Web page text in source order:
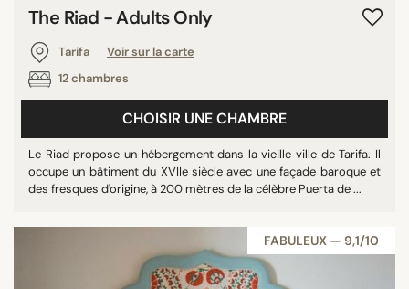
The Riad - Adults Only
Tarifa
Voir sur la carte
12 chambres
CHOISIR UNE CHAMBRE
Le Riad propose un hébergement dans la vieille ville de Tarifa. Il
occupe un bâtiment du XVIIe siècle avec une façade baroque et
des fresques d'origine, à 200 mètres de la célèbre Puerta de ...
FABULEUX — 9,1/10